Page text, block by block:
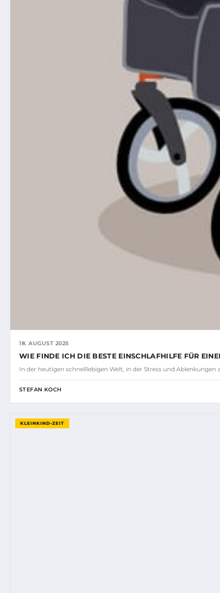
18. AUGUST 2025
WIE FINDE ICH DIE BESTE EINSCHLAFHILFE FÜR
In der heutigen schnelllebigen Welt, in der Stress und
STEFAN KOCH
KLEINKIND-ZEIT